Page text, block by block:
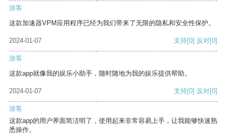
游客
这款加速器VPM应用程序已经为我们带来了无限的隐私和安全性保护。
2024-01-07 支持[0] 反对[0]
游客
这款app就像我的娱乐小助手，随时随地为我的娱乐提供帮助。
2024-01-07 支持[0] 反对[0]
游客
这款app的用户界面简洁明了，使用起来非常容易上手，让我能够快速熟
悉操作。